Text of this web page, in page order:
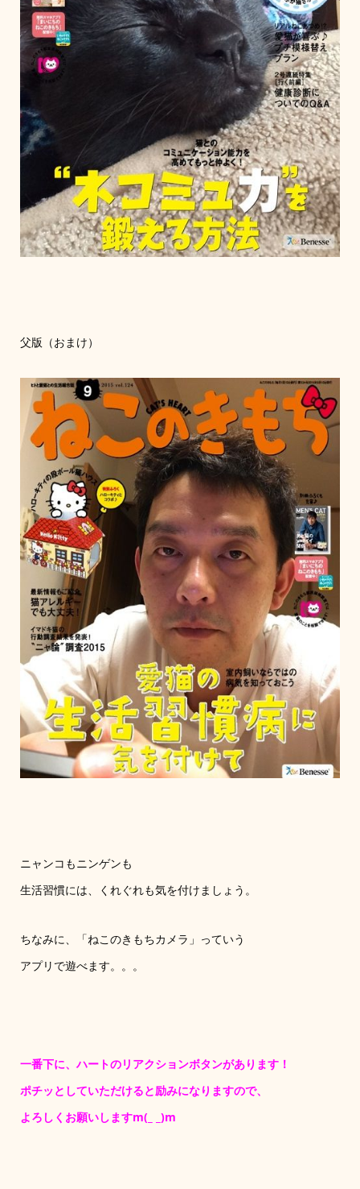
父版（おまけ）
ニャンコもニンゲンも
生活習慣には、くれぐれも気を付けましょう。
ちなみに、「ねこのきもちカメラ」っていう
アプリで遊べます。。。
一番下に、ハートのリアクションボタンがあります！
ポチッとしていただけると励みになりますので、
よろしくお願いしますm(_ _)m